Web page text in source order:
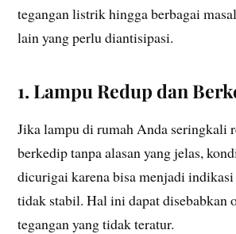
tegangan listrik hingga berbagai
lain yang perlu diantisipasi.
1. Lampu Redup dan
Jika lampu di rumah Anda seringkali
berkedip tanpa alasan yang jelas,
dicurigai karena bisa menjadi
tidak stabil. Hal ini dapat disebabkan
tegangan yang tidak teratur.